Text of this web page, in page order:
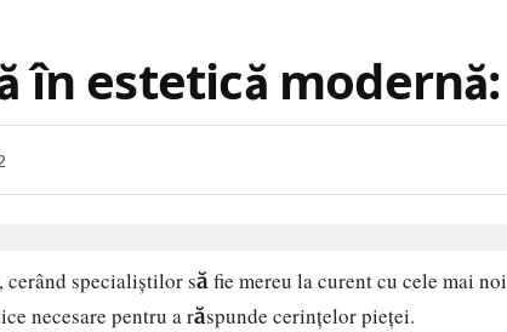
în estetică
specialiștilor să fie mereu la curent cu cele mai
necesare pentru a răspunde cerințelor pieței.